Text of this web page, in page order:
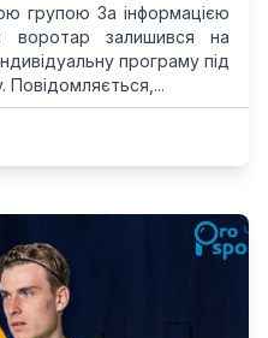
групою За інформацією
воротар залишився на
програму під